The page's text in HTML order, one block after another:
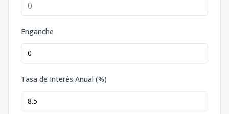
Enganche
Tasa de Interés Anual (%)